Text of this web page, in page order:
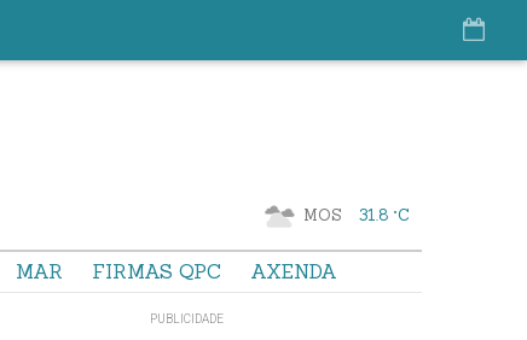
MOS 31.8 °C
MAR FIRMAS QPC AXENDA